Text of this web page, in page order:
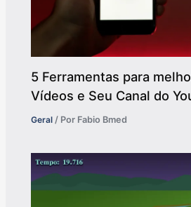
5 Ferramentas para
Vídeos e Seu Canal do
Geral / Por Fabio Bmed